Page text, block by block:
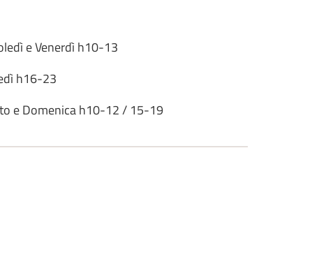
e Venerdì h10-13
h16-23
e Domenica h10-12 / 15-19